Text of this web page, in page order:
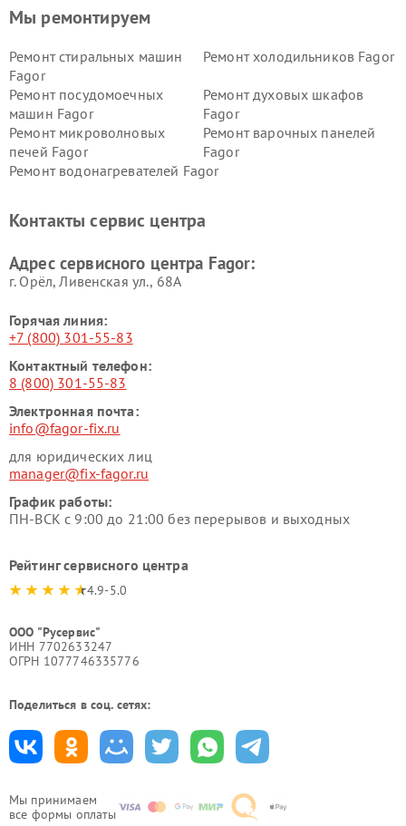
Мы принимаем
все формы оплаты
Мы ремонтируем
Ремонт стиральных машин
Fagor
Ремонт холодильников Fagor
Ремонт посудомоечных
машин Fagor
Ремонт духовых шкафов
Fagor
Ремонт микроволновых
печей Fagor
Ремонт варочных панелей
Fagor
Ремонт водонагревателей Fagor
Контакты сервис центра
Адрес сервисного центра Fagor:
г. Орёл, Ливенская ул., 68А
Горячая линия:
+7 (800) 301-55-83
Контактный телефон:
8 (800) 301-55-83
Электронная почта:
info@fagor-fix.ru
для юридических лиц
manager@fix-fagor.ru
График работы:
ПН-ВСК с 9:00 до 21:00 без перерывов и выходных
Рейтинг сервисного центра
4.9-5.0
ООО "Русервис"
ИНН 7702633247
ОГРН 1077746335776
Поделиться в соц. сетях: